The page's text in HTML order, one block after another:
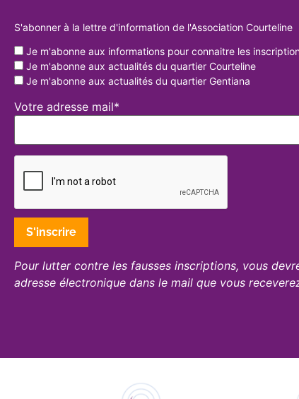
S'abonner à la lettre d'information de l'Association Courteline
Je m'abonne aux informations pour connaitre les
Je m'abonne aux actualités du quartier Courteline
Je m'abonne aux actualités du quartier Gentiana
Votre adresse mail*
Pour lutter contre les fausses inscriptions, vous
adresse électronique dans le mail que vous